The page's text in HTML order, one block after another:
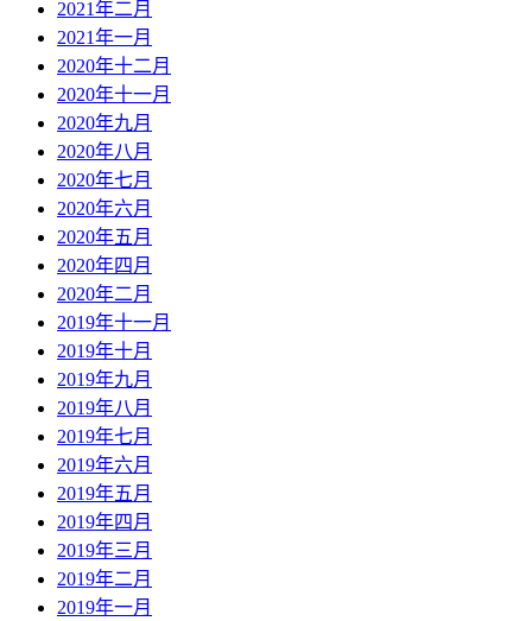
2021年二月
2021年一月
2020年十二月
2020年十一月
2020年九月
2020年八月
2020年七月
2020年六月
2020年五月
2020年四月
2020年二月
2019年十一月
2019年十月
2019年九月
2019年八月
2019年七月
2019年六月
2019年五月
2019年四月
2019年三月
2019年二月
2019年一月